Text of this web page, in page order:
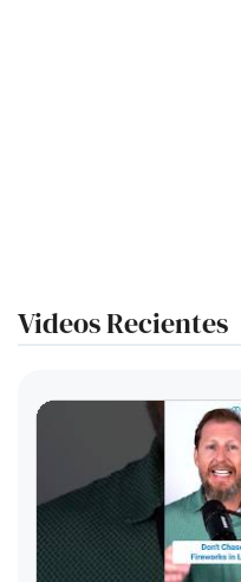
Videos Recientes